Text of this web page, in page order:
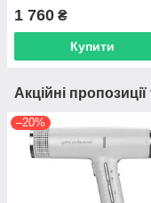
1 760 ₴
Купити
Акційні
–20%